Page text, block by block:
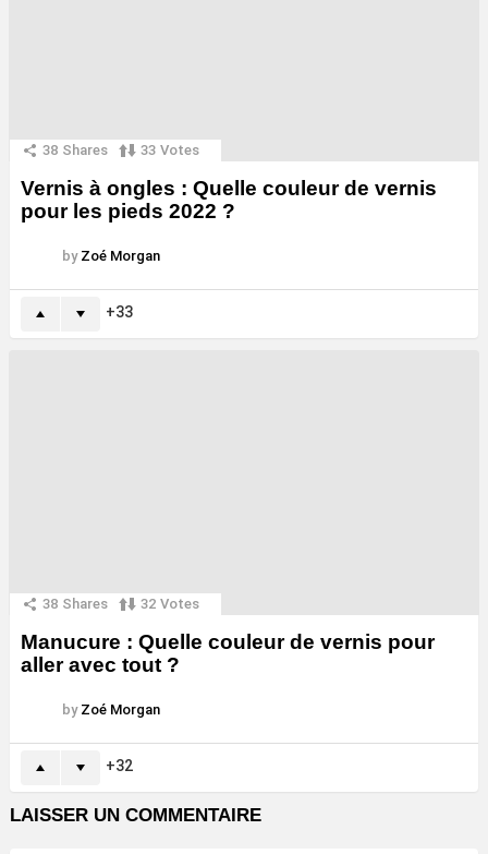
38 Shares 33 Votes
Vernis à ongles : Quelle couleur de vernis
pour les pieds 2022 ?
by Zoé Morgan
33
38 Shares 32 Votes
Manucure : Quelle couleur de vernis pour
aller avec tout ?
by Zoé Morgan
32
LAISSER UN COMMENTAIRE